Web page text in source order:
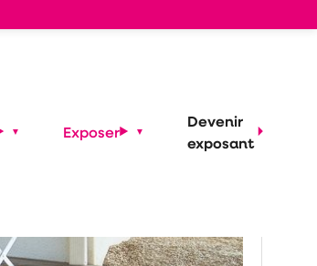
Exposer
Devenir
exposant